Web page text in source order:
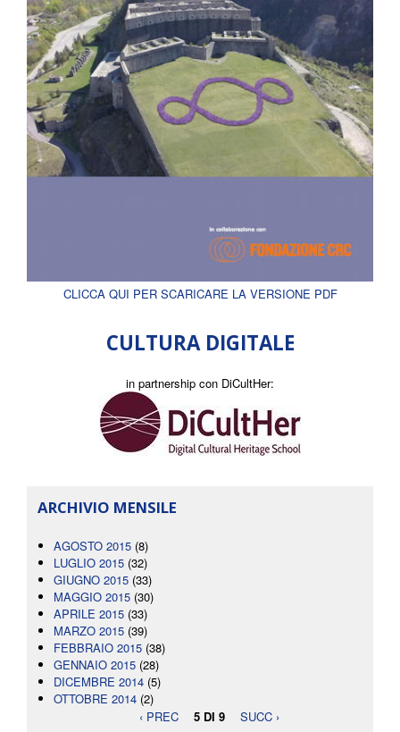
CLICCA QUI PER SCARICARE LA VERSIONE PDF
CULTURA DIGITALE
in partnership con DiCultHer:
ARCHIVIO MENSILE
AGOSTO 2015 (8)
LUGLIO 2015 (32)
GIUGNO 2015 (33)
MAGGIO 2015 (30)
APRILE 2015 (33)
MARZO 2015 (39)
FEBBRAIO 2015 (38)
GENNAIO 2015 (28)
DICEMBRE 2014 (5)
OTTOBRE 2014 (2)
‹ PREC
5 DI 9 SUCC ›